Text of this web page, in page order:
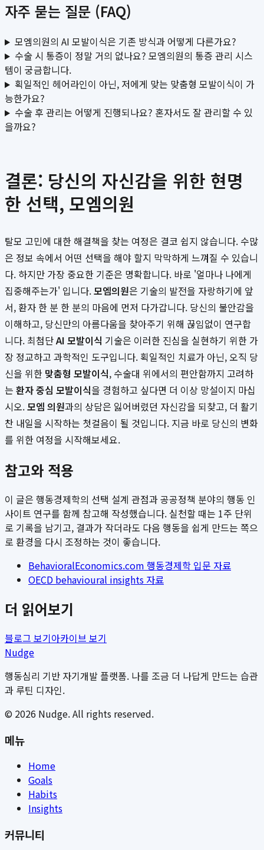
자주 묻는 질문 (FAQ)
모엠의원의 AI 모발이식은 기존 방식과 어떻게 다른가요?
수술 시 통증이 정말 거의 없나요? 모엠의원의 통증 관리 시스
템이 궁금합니다.
획일적인 헤어라인이 아닌, 저에게 맞는 맞춤형 모발이식이 가
능한가요?
수술 후 관리는 어떻게 진행되나요? 혼자서도 잘 관리할 수 있
을까요?
결론: 당신의 자신감을 위한 현명
한 선택, 모엠의원
탈모 고민에 대한 해결책을 찾는 여정은 결코 쉽지 않습니다. 수많
은 정보 속에서 어떤 선택을 해야 할지 막막하게 느껴질 수 있습니
다. 하지만 가장 중요한 기준은 명확합니다. 바로 '얼마나 나에게
집중해주는가' 입니다.모엠의원은 기술의 발전을 자랑하기에 앞
서, 환자 한 분 한 분의 마음에 먼저 다가갑니다. 당신의 불안감을
이해하고, 당신만의 아름다움을 찾아주기 위해 끊임없이 연구합
니다. 최첨단AI 모발이식 기술은 이러한 진심을 실현하기 위한 가
장 정교하고 과학적인 도구입니다. 획일적인 치료가 아닌, 오직 당
신을 위한 맞춤형 모발이식, 수술대 위에서의 편안함까지 고려하
는 환자 중심 모발이식을 경험하고 싶다면 더 이상 망설이지 마십
시오.모엠 의원과의 상담은 잃어버렸던 자신감을 되찾고, 더 활기
찬 내일을 시작하는 첫걸음이 될 것입니다. 지금 바로 당신의 변화
를 위한 여정을 시작해보세요.
참고와 적용
이 글은 행동경제학의 선택 설계 관점과 공공정책 분야의 행동 인
사이트 연구를 함께 참고해 작성했습니다. 실천할 때는 1주 단위
로 기록을 남기고, 결과가 작더라도 다음 행동을 쉽게 만드는 쪽으
로 환경을 다시 조정하는 것이 좋습니다.
BehavioralEconomics.com 행동경제학 입문 자료
OECD behavioural insights 자료
더 읽어보기
블로그 보기아카이브 보기
Nudge
행동심리 기반 자기개발 플랫폼. 나를 조금 더 나답게 만드는 습관
과 루틴 디자인.
© 2026 Nudge. All rights reserved.
메뉴
Home
Goals
Habits
Insights
커뮤니티